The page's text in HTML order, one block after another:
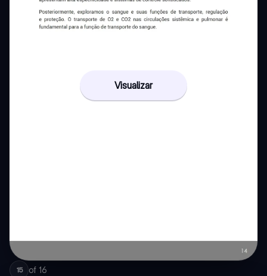
Visualizar
15 of 16